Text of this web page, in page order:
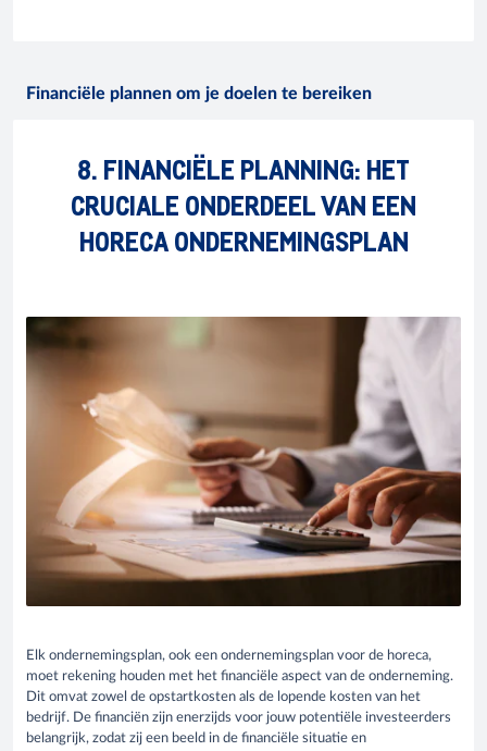
Financiële plannen om je doelen te bereiken
8. FINANCIËLE PLANNING: HET
CRUCIALE ONDERDEEL VAN EEN
HORECA ONDERNEMINGSPLAN
Elk ondernemingsplan, ook een ondernemingsplan voor de horeca,
moet rekening houden met het financiële aspect van de onderneming.
Dit omvat zowel de opstartkosten als de lopende kosten van het
bedrijf. De financiën zijn enerzijds voor jouw potentiële investeerders
belangrijk, zodat zij een beeld in de financiële situatie en